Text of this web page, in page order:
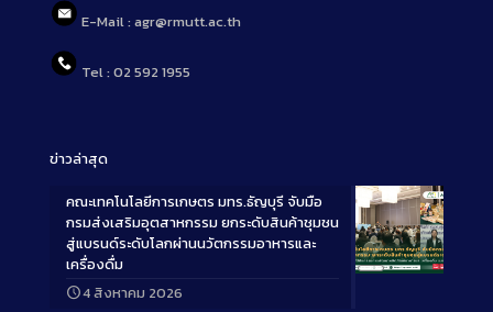
E-Mail : agr@rmutt.ac.th
Tel : 02 592 1955
ข่าวล่าสุด
Long
คณะเทคโนโลยีการเกษตร มทร.ธัญบุรี จับมือ
กรมส่งเสริมอุตสาหกรรม ยกระดับสินค้าชุมชน
สู่แบรนด์ระดับโลกผ่านนวัตกรรมอาหารและ
เครื่องดื่ม
4 สิงหาคม 2026